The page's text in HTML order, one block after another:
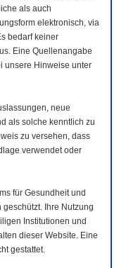
als auch
elektronisch, via
bedarf keiner
Eine Quellenangabe
unsere Hinweise unter
neue
als solche kenntlich zu
zu versehen, dass
verwendet oder
für Gesundheit und
Ihre Nutzung
Institutionen und
dieser Website. Eine
gestattet.